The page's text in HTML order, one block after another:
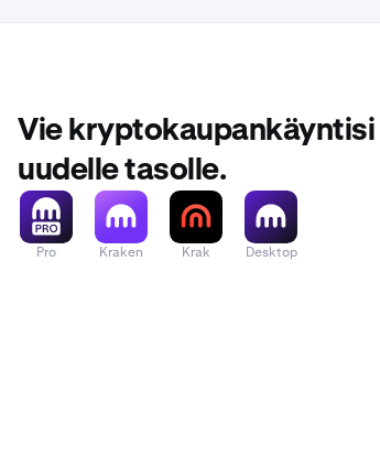
Vie kryptokaupankäyntisi
uudelle tasolle.
Pro Kraken Krak Desktop